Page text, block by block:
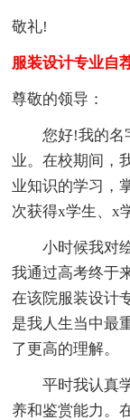
敬礼!
服装设计专业自
尊敬的领导：
您好!我的名字
业。在校期间，
业知识的学习，
次获得x学生、x
小时候我对绘
我通过高考终于
在该院服装设计
是我人生当中最
了更高的理解。
平时我认真学
养和鉴赏能力。